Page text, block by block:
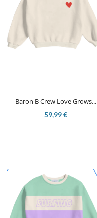
Baron B Crew Love Grows...
59,99 €